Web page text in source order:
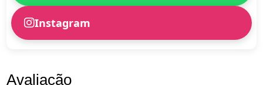
Instagram
Avaliação